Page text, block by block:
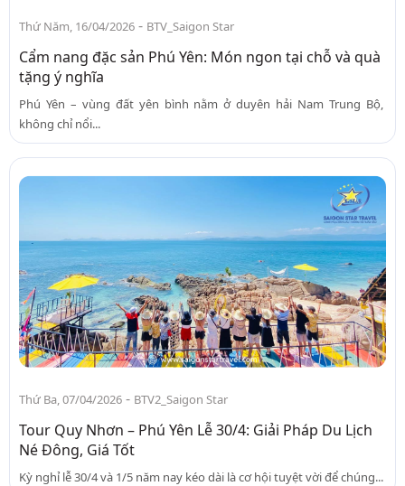
Thứ Năm, 16/04/2026 - BTV_Saigon Star
Cẩm nang đặc sản Phú Yên: Món ngon tại chỗ và quà
tặng ý nghĩa
Phú Yên – vùng đất yên bình nằm ở duyên hải Nam Trung Bộ,
không chỉ nổi...
Thứ Ba, 07/04/2026 - BTV2_Saigon Star
Tour Quy Nhơn – Phú Yên Lễ 30/4: Giải Pháp Du Lịch
Né Đông, Giá Tốt
Kỳ nghỉ lễ 30/4 và 1/5 năm nay kéo dài là cơ hội tuyệt vời để chúng...